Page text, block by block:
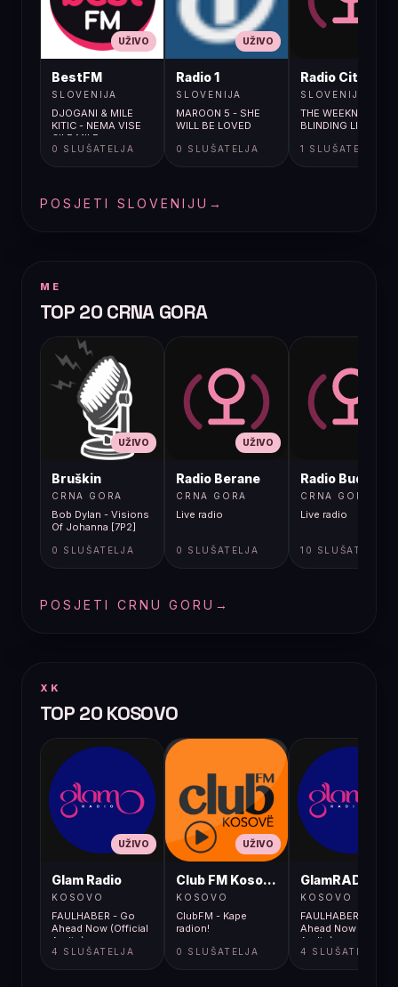
UŽIVO
BestFM
SLOVENIJA
DJOGANI & MILE
KITIC - NEMA VISE
CILE MILE
0 SLUŠATELJA
UŽIVO
Radio 1
SLOVENIJA
MAROON 5 - SHE
WILL BE LOVED
0 SLUŠATELJA
Radio City
SLOVENIJA
THE WEEKND /
BLINDING LIGHTS
1 SLUŠATELJA
POSJETI SLOVENIJU →
ME
TOP 20 CRNA GORA
UŽIVO
Bruškin
CRNA GORA
Bob Dylan - Visions
Of Johanna [7P2]
0 SLUŠATELJA
UŽIVO
Radio Berane
CRNA GORA
Live radio
0 SLUŠATELJA
Radio Budva
CRNA GORA
Live radio
10 SLUŠATELJA
POSJETI CRNU GORU →
XK
TOP 20 KOSOVO
UŽIVO
Glam Radio
KOSOVO
FAULHABER - Go
Ahead Now (Official
Audio)
4 SLUŠATELJA
UŽIVO
Club FM Kosovë
KOSOVO
ClubFM - Kape
radion!
0 SLUŠATELJA
GlamRADIO
KOSOVO
FAULHABER - Go
Ahead Now (Official
Audio)
4 SLUŠATELJA